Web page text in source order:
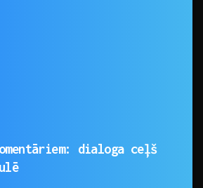
dialoga ceļš